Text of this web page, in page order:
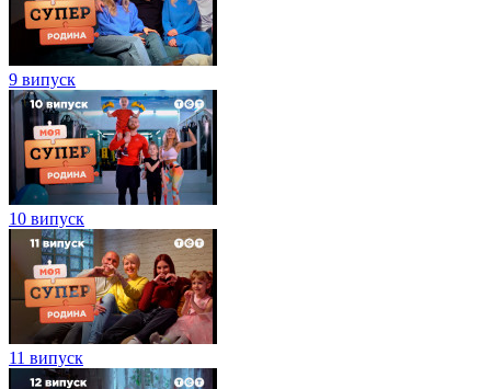
9 випуск
10 випуск
11 випуск